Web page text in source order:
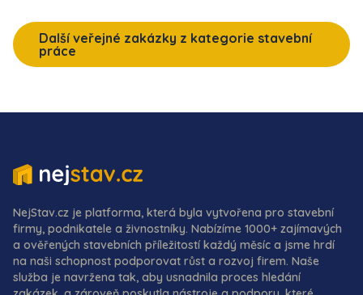
Další veřejné zakázky z kategorie stavební
práce
NejStav.cz je platforma, která byla vytvořena pro stavební
firmy, podnikatele a živnostníky. Nabízíme 1000+ zajímavých
a ověřených stavebních příležitostí každý měsíc a jsme hrdí
na naši schopnost podporovat růst a rozvoj firem. Naše
služba je navržena tak, aby usnadnila proces hledání